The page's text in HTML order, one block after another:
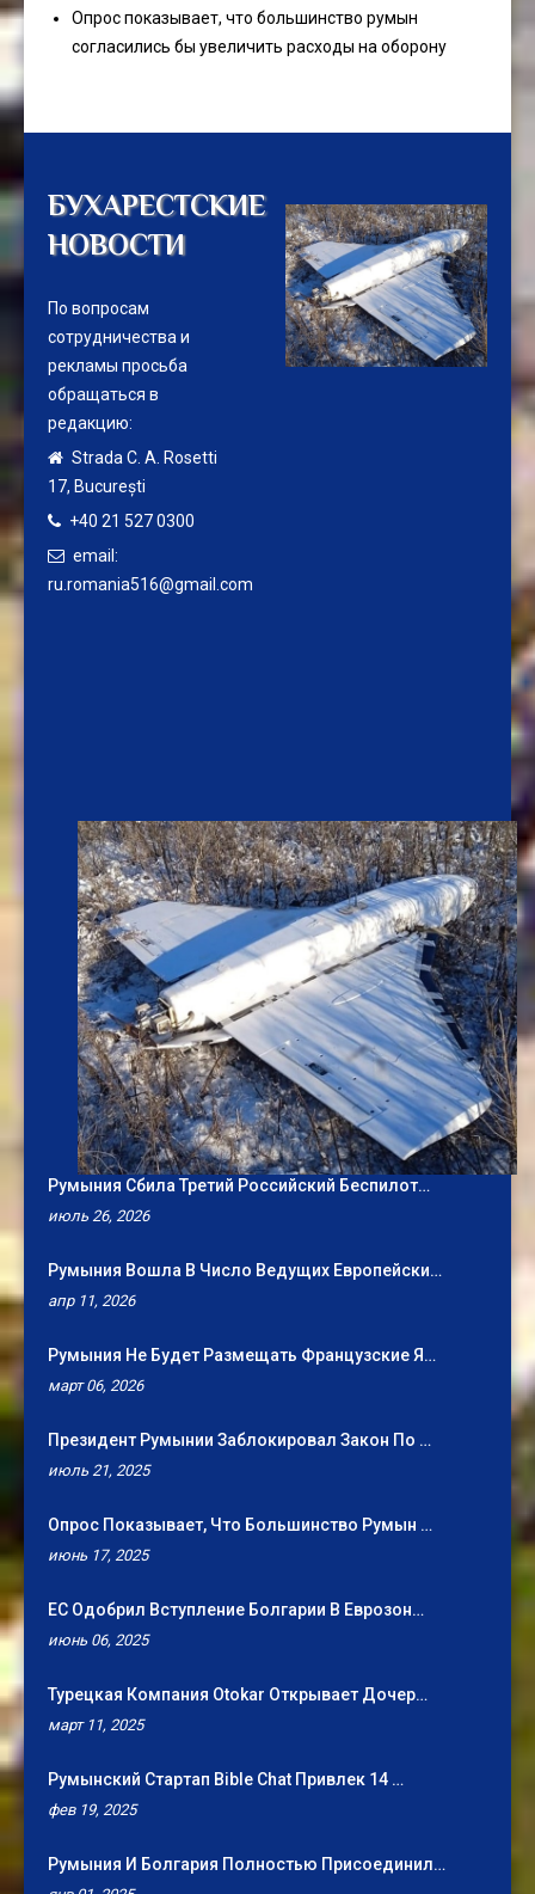
Опрос показывает, что большинство румын
согласились бы увеличить расходы на оборону
БУХАРЕСТСКИЕ
НОВОСТИ
По вопросам
сотрудничества и
рекламы просьба
обращаться в
редакцию:
Strada C. A. Rosetti
17, București
+40 21 527 0300
email:
ru.romania516@gmail.com
Румыния Сбила Третий Российский Беспилот…
июль 26, 2026
Румыния Вошла В Число Ведущих Европейски…
апр 11, 2026
Румыния Не Будет Размещать Французские Я…
март 06, 2026
Президент Румынии Заблокировал Закон По …
июль 21, 2025
Опрос Показывает, Что Большинство Румын …
июнь 17, 2025
ЕС Одобрил Вступление Болгарии В Еврозон…
июнь 06, 2025
Турецкая Компания Otokar Открывает Дочер…
март 11, 2025
Румынский Стартап Bible Chat Привлек 14 …
фев 19, 2025
Румыния И Болгария Полностью Присоединил…